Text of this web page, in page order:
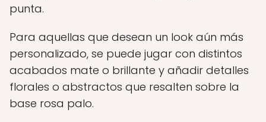
punta.
Para aquellas que desean un look aún más
personalizado, se puede jugar con distintos
acabados mate o brillante y añadir detalles
florales o abstractos que resalten sobre la
base rosa palo.